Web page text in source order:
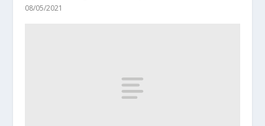
08/05/2021